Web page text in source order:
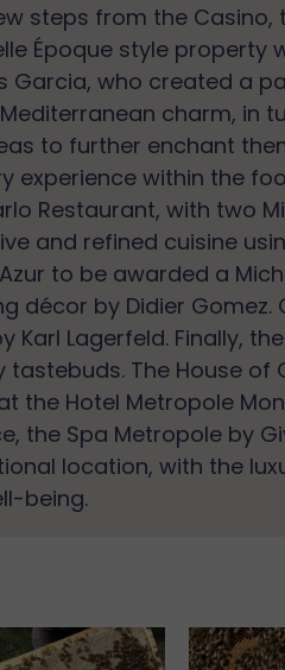
steps from the
Époque style
who created a
charm, in
to further enchant
experience within the
Restaurant, with two
and refined cuisine
to be awarded a
décor by Didier
Karl Lagerfeld. Finally,
The House
the Hotel Metropole
the Spa Metropole by
location, with the
being.